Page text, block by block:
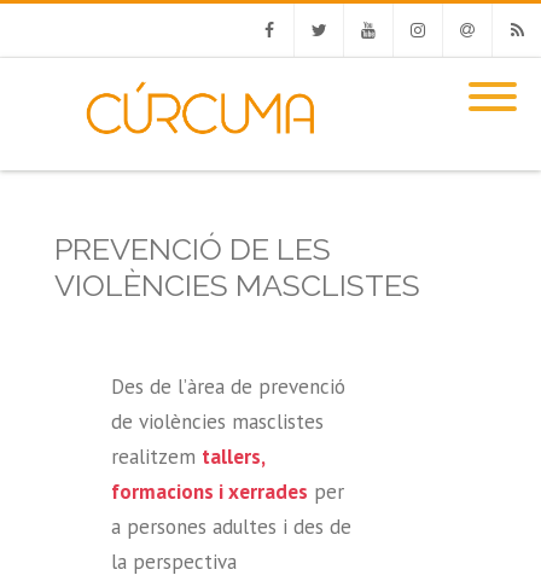
Email RSS
PREVENCIÓ DE LES
VIOLÈNCIES MASCLISTES
Des de l’àrea de prevenció
de violències masclistes
realitzem tallers,
formacions i xerrades per
a persones adultes i des de
la perspectiva